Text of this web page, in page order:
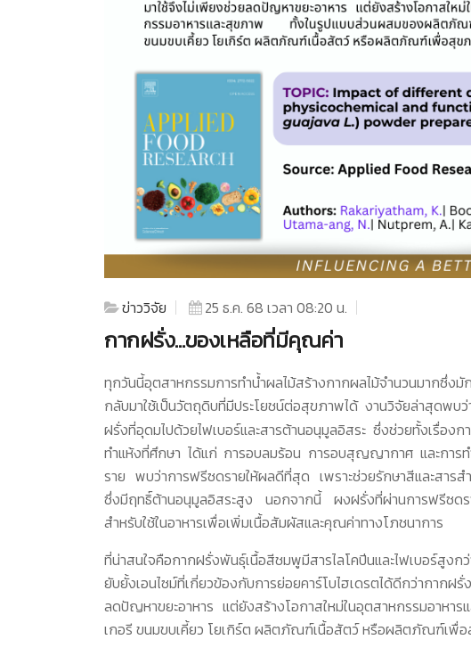
ข่าววิจัย 25 ธ.ค. 68 เวลา 08:20 น.
กากฝรั่ง…ของเหลือที่มีคุณค่า
ทุกวันนี้อุตสาหกรรมการทำน้ำผลไม้สร้างกากผลไม้จำนวนมากซึ่ง
กลับมาใช้เป็นวัตถุดิบที่มีประโยชน์ต่อสุขภาพได้ งานวิจัยล่าสุดพบว่
ฝรั่งที่อุดมไปด้วยไฟเบอร์และสารต้านอนุมูลอิสระ ซึ่งช่วยทั้งเรื่องก
ทำแห้งที่ศึกษา ได้แก่ การอบลมร้อน การอบสุญญากาศ และการ
ราย พบว่าการฟรีซดรายให้ผลดีที่สุด เพราะช่วยรักษาสีและสาร
ซึ่งมีฤทธิ์ต้านอนุมูลอิสระสูง นอกจากนี้ ผงฝรั่งที่ผ่านการฟรีซดร
สำหรับใช้ในอาหารเพื่อเพิ่มเนื้อสัมผัสและคุณค่าทางโภชนาการ
ที่น่าสนใจคือกากฝรั่งพันธุ์เนื้อสีชมพูมีสารไลโคปีนและไฟเบอร์สูง
ยับยั้งเอนไซม์ที่เกี่ยวข้องกับการย่อยคาร์โบไฮเดรตได้ดีกว่ากากฝ
ลดปัญหาขยะอาหาร แต่ยังสร้างโอกาสใหม่ในอุตสาหกรรมอาห
เกอรี ขนมขบเคี้ยว โยเกิร์ต ผลิตภัณฑ์เนื้อสัตว์ หรือผลิตภัณฑ์เพื่